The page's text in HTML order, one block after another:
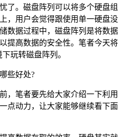
了。磁盘阵列可以将多个硬盘组
，用户会觉得跟使用单一硬盘没
数据过程中，磁盘阵列是将数据
提高数据的安全性。笔者今天将
玩转磁盘阵列。
些好处?
，笔者要先给大家介绍一下利用
点动力，让大家能够继续看下面